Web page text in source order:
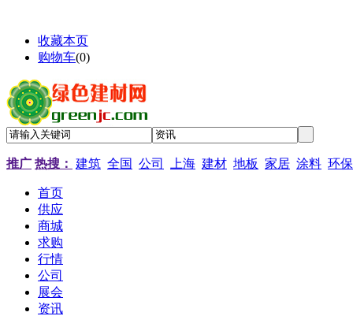
收藏本页
购物车(0)
推广 热搜： 建筑 全国 公司 上海 建材 地板 家居 涂料 环保
首页
供应
商城
求购
行情
公司
展会
资讯